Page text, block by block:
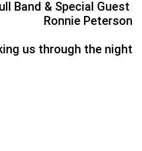
Ronnie Peterson
us through the night!